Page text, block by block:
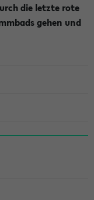
die letzte rote
gehen und